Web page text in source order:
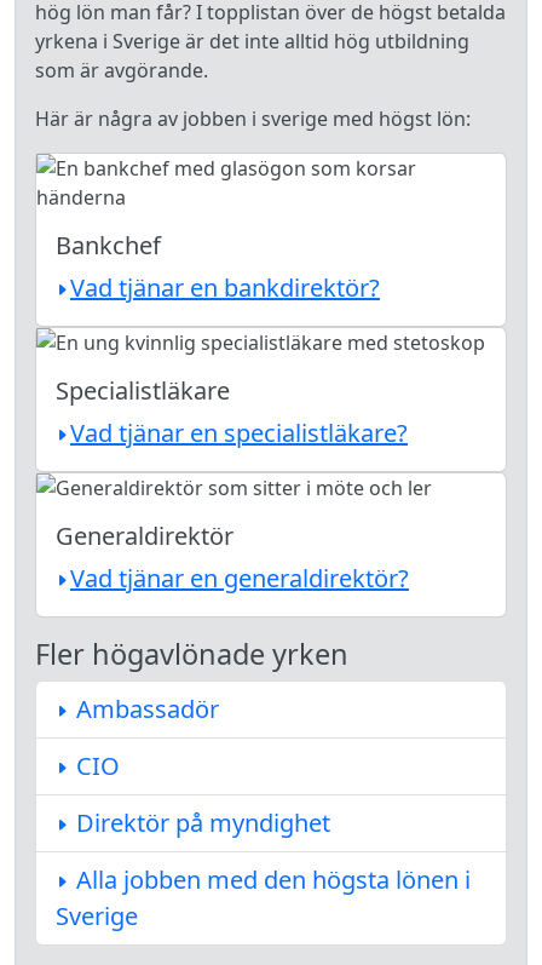
hög lön man får? I topplistan över de högst betalda
yrkena i Sverige är det inte alltid hög utbildning
som är avgörande.
Här är några av jobben i sverige med högst lön:
Bankchef
Vad tjänar en bankdirektör?
Specialistläkare
Vad tjänar en specialistläkare?
Generaldirektör
Vad tjänar en generaldirektör?
Fler högavlönade yrken
Ambassadör
CIO
Direktör på myndighet
Alla jobben med den högsta lönen i
Sverige